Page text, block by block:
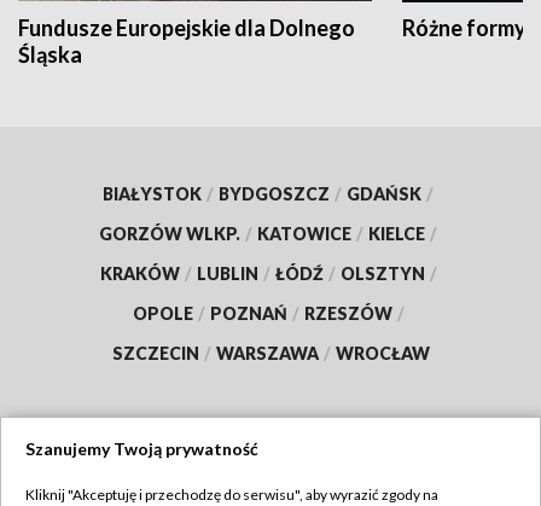
Fundusze Europejskie dla Dolnego
Śląska
Różne formy
BIAŁYSTOK / BYDGOSZCZ / GDAŃSK /
GORZÓW WLKP. / KATOWICE / KIELCE /
KRAKÓW / LUBLIN / ŁÓDŹ / OLSZTYN /
OPOLE / POZNAŃ / RZESZÓW /
SZCZECIN / WARSZAWA / WROCŁAW
Szanujemy Twoją prywatność
Kliknij "Akceptuję i przechodzę do serwisu", aby wyrazić zgody na